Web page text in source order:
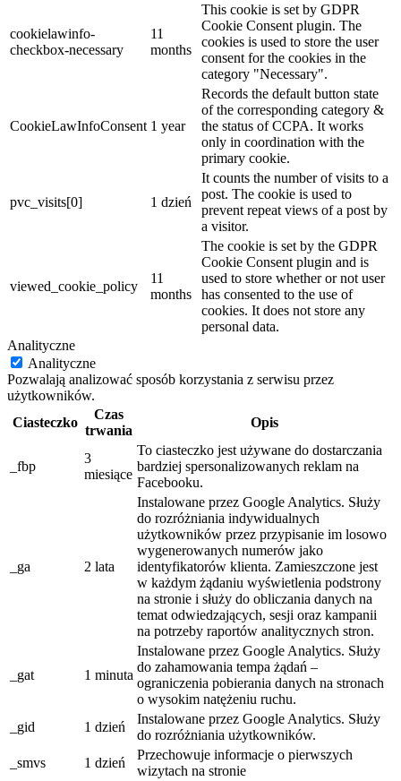
cookielawinfo-
checkbox-necessary
11
months
This cookie is set by GDPR
Cookie Consent plugin. The
cookies is used to store the user
consent for the cookies in the
category "Necessary".
CookieLawInfoConsent 1 year
Records the default button state
of the corresponding category &
the status of CCPA. It works
only in coordination with the
primary cookie.
pvc_visits[0] 1 dzień
It counts the number of visits to a
post. The cookie is used to
prevent repeat views of a post by
a visitor.
viewed_cookie_policy
11
months
The cookie is set by the GDPR
Cookie Consent plugin and is
used to store whether or not user
has consented to the use of
cookies. It does not store any
personal data.
Analityczne
Analityczne
Pozwalają analizować sposób korzystania z serwisu przez
użytkowników.
Ciasteczko
Czas
trwania
Opis
_fbp
3
miesiące
To ciasteczko jest używane do dostarczania
bardziej spersonalizowanych reklam na
Facebooku.
_ga 2 lata
Instalowane przez Google Analytics. Służy
do rozróżniania indywidualnych
użytkowników przez przypisanie im losowo
wygenerowanych numerów jako
identyfikatorów klienta. Zamieszczone jest
w każdym żądaniu wyświetlenia podstrony
na stronie i służy do obliczania danych na
temat odwiedzających, sesji oraz kampanii
na potrzeby raportów analitycznych stron.
_gat 1 minuta
Instalowane przez Google Analytics. Służy
do zahamowania tempa żądań –
ograniczenia pobierania danych na stronach
o wysokim natężeniu ruchu.
_gid
1 dzień
Instalowane przez Google Analytics. Służy
do rozróżniania użytkowników.
_smvs
1 dzień
Przechowuje informacje o pierwszych
wizytach na stronie